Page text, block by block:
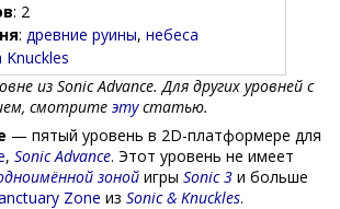
: 2
: древние руины, небеса
Knuckles
из Sonic Advance. Для других уровней с
смотрите этустатью.
— пятый уровень в 2D-платформере для
, Sonic Advance. Этот уровень не имеет
зоной игры Sonic 3 и больше
Zone из Sonic & Knuckles.